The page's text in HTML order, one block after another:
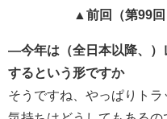
▲前回（第99
―今年は（全日本以降、）
するという形ですか
そうですね、やっぱりト